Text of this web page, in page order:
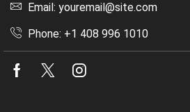
Email: youremail@site.com
Phone: +1 408 996 1010
Facebook
Twitter